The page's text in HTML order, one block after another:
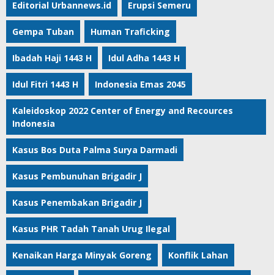
Editorial Urbannews.id Erupsi Semeru
Gempa Tuban Human Traficking
Ibadah Haji 1443 H Idul Adha 1443 H
Idul Fitri 1443 H Indonesia Emas 2045
Kaleidoskop 2022 Center of Energy and Recources
Indonesia
Kasus Bos Duta Palma Surya Darmadi
Kasus Pembunuhan Brigadir J
Kasus Penembakan Brigadir J
Kasus PHR Tadah Tanah Urug Ilegal
Kenaikan Harga Minyak Goreng Konflik Lahan